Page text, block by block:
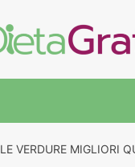
LE VERDURE MIGLIORI